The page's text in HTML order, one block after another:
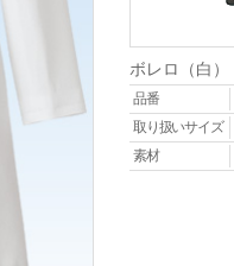
ボレロ（白）
品番
取り扱いサイズ
素材